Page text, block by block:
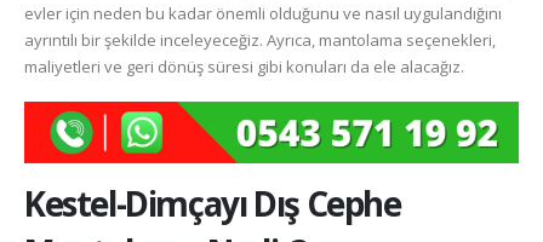
evler için neden bu kadar önemli olduğunu ve nasıl uygulandığını
ayrıntılı bir şekilde inceleyeceğiz. Ayrıca, mantolama seçenekleri,
maliyetleri ve geri dönüş süresi gibi konuları da ele alacağız.
Kestel-DimçayıDış Cephe